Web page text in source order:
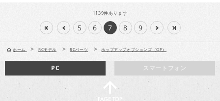
1139件あります
5 6 7 8 9
ホーム > RCモデル > RCパーツ > ホップアップオプションズ（OP）
スマートフォン
PC